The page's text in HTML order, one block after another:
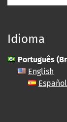
Idioma
Português
English